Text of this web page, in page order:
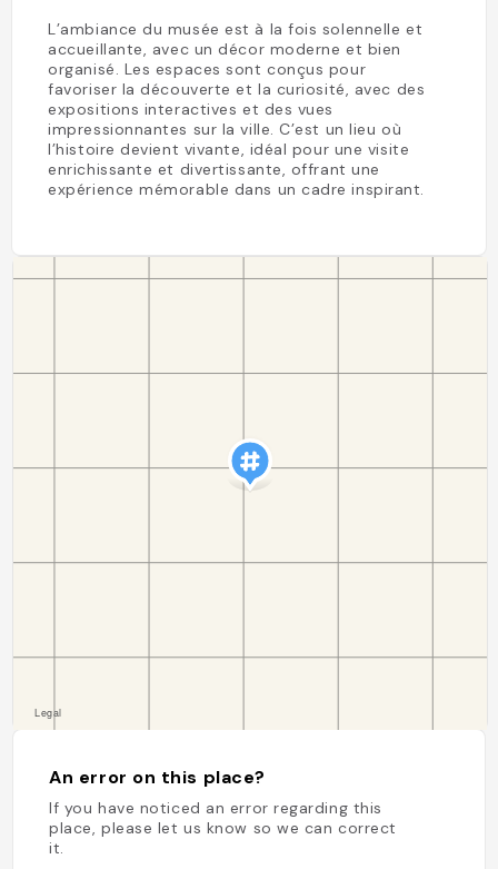
L’ambiance du musée est à la fois solennelle et
accueillante, avec un décor moderne et bien
organisé. Les espaces sont conçus pour
favoriser la découverte et la curiosité, avec des
expositions interactives et des vues
impressionnantes sur la ville. C’est un lieu où
l’histoire devient vivante, idéal pour une visite
enrichissante et divertissante, offrant une
expérience mémorable dans un cadre inspirant.
An error on this place?
If you have noticed an error regarding this
place, please let us know so we can correct
it.